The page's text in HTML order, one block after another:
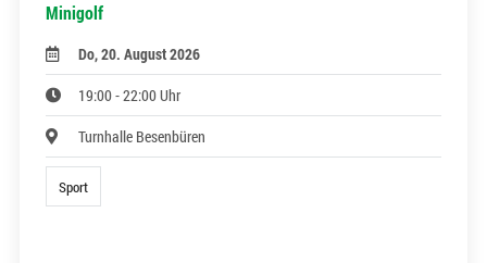
Minigolf
Do, 20. August 2026
19:00 - 22:00 Uhr
Turnhalle Besenbüren
Sport